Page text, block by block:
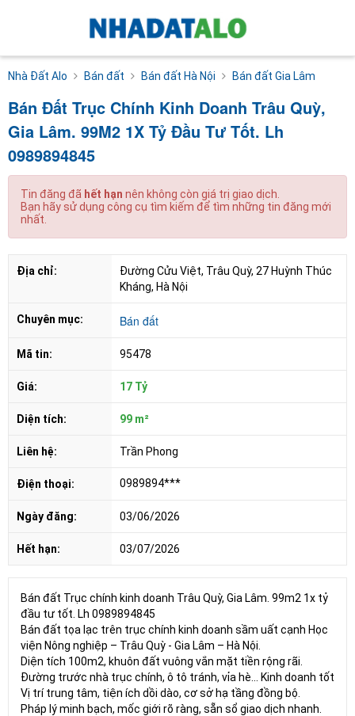
Nhà Đất Alo Bán đất Bán đất Hà Nội Bán đất Gia Lâm
Bán Đất Trục Chính Kinh Doanh Trâu Quỳ,
Gia Lâm. 99M2 1X Tỷ Đầu Tư Tốt. Lh
0989894845
Tin đăng đã hết hạn nên không còn giá trị giao dịch.
Bạn hãy sử dụng công cụ tìm kiếm để tìm những tin đăng mới
nhất.
Địa chỉ:
Đường Cửu Việt, Trâu Quỳ, 27 Huỳnh Thúc
Kháng, Hà Nội
Chuyên mục: Bán đất
Mã tin: 95478
Giá: 17 Tỷ
Diện tích: 99 m²
Liên hệ: Trần Phong
Điện thoại: 0989894***
Ngày đăng: 03/06/2026
Hết hạn: 03/07/2026
Bán đất Trục chính kinh doanh Trâu Quỳ, Gia Lâm. 99m2 1x tỷ
đầu tư tốt. Lh 0989894845
Bán đất tọa lạc trên trục chính kinh doanh sầm uất cạnh Học
viện Nông nghiệp – Trâu Quỳ - Gia Lâm – Hà Nội.
Diện tích 100m2, khuôn đất vuông vắn mặt tiền rộng rãi.
Đường trước nhà trục chính, ô tô tránh, vỉa hè... Kinh doanh tốt
Vị trí trung tâm, tiện ích dồi dào, cơ sở hạ tầng đồng bộ.
Pháp lý minh bạch, mốc giới rõ ràng, sẵn sổ giao dịch nhanh.